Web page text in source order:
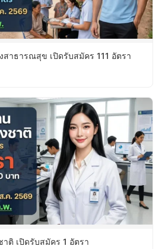
สาธารณสุข เปิดรับสมัคร 111 อัตรา
ติ เปิดรับสมัคร 1 อัตรา